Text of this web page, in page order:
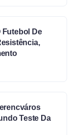
Futebol De
Teste Da